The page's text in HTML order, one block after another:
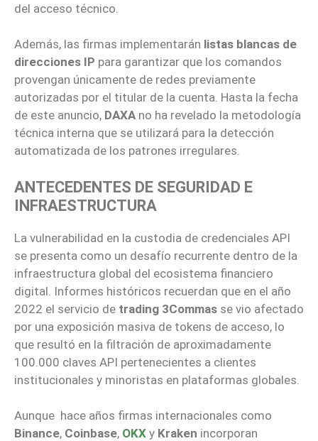
del acceso técnico.
Además, las firmas implementarán listas blancas de
direcciones IP para garantizar que los comandos
provengan únicamente de redes previamente
autorizadas por el titular de la cuenta. Hasta la fecha
de este anuncio, DAXAno ha revelado la metodología
técnica interna que se utilizará para la detección
automatizada de los patrones irregulares.
ANTECEDENTES DE SEGURIDAD E
INFRAESTRUCTURA
La vulnerabilidad en la custodia de credenciales API
se presenta como un desafío recurrente dentro de la
infraestructura global del ecosistema financiero
digital. Informes históricos recuerdan que en el año
2022 el servicio de trading 3Commas se vio afectado
por una exposición masiva de tokens de acceso, lo
que resultó en la filtración de aproximadamente
100.000 claves API pertenecientes a clientes
institucionales y minoristas en plataformas globales.
Aunque hace años firmas internacionales como
Binance, Coinbase, OKX y Kraken incorporan